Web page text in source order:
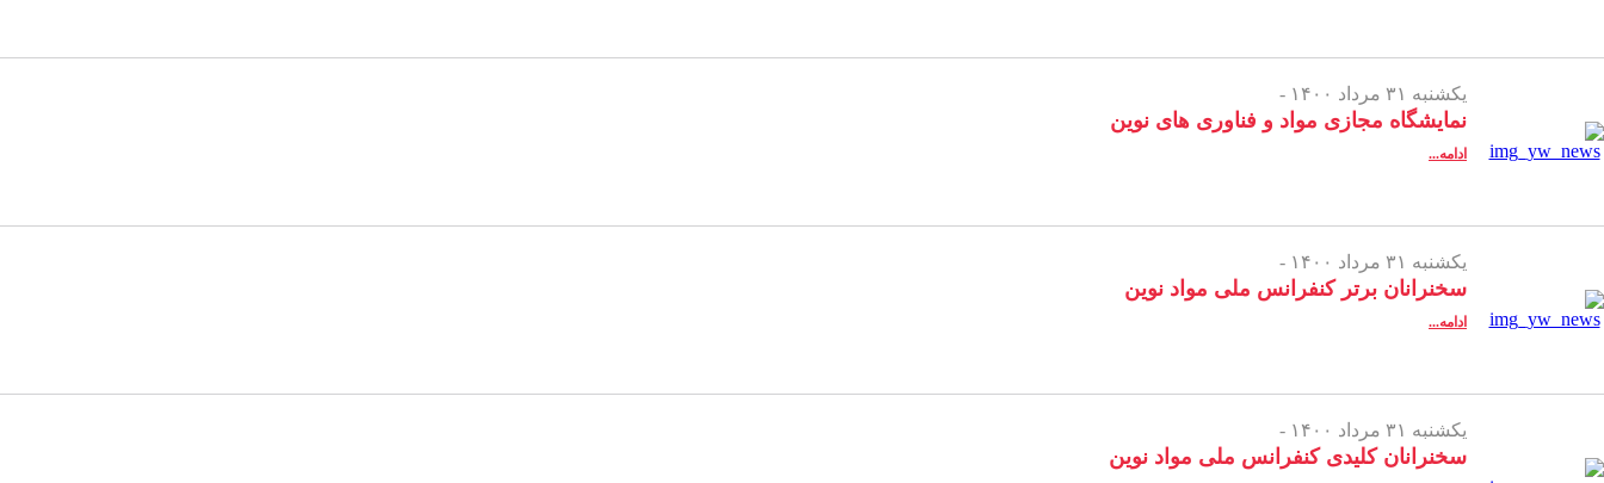
یکشنبه ۳۱ مرداد ۱۴۰۰ -
نمایشگاه مجازی مواد و فناوری های نوین
ادامه...
یکشنبه ۳۱ مرداد ۱۴۰۰ -
سخنرانان برتر کنفرانس ملی مواد نوین
ادامه...
یکشنبه ۳۱ مرداد ۱۴۰۰ -
سخنرانان کلیدی کنفرانس ملی مواد نوین